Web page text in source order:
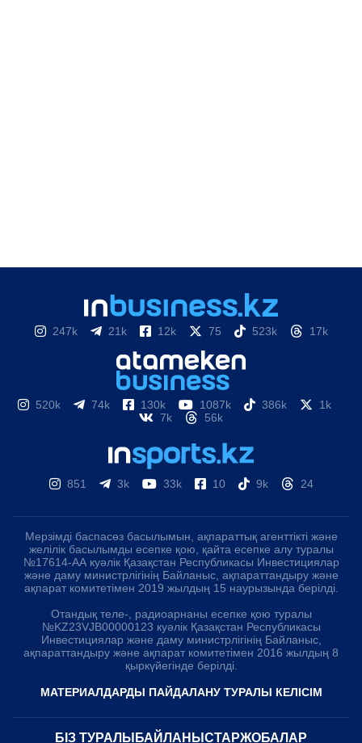
247k 21k 12k 75 523k 17k
520k 74k 130k 1087k 386k
1k
7k
56k
851 3k 33k 10 9k 24
Мерзімді баспасөз басылымын, ақпараттық агенттікті және
желілік басылымды есепке қою, қайта есепке алу туралы
№17614-АА куәлік Қазақстан Республикасы Инвестициялар
және даму министрлігінің Байланыс, ақпараттандыру және
ақпарат комитетімен 2019 жылдың 15 наурызында берілді.
Отандық теле-, радиоарнаны есепке қою туралы
№KZ23VJB00000123 куәлік Қазақстан Республикасы
Инвестициялар және даму министрлігінің Байланыс,
ақпараттандыру және ақпарат комитетімен 2016 жылдың 8
қыркүйегінде берілді.
МАТЕРИАЛДАРДЫ ПАЙДАЛАНУ ТУРАЛЫ КЕЛІСІМ
БІЗ ТУРАЛЫ БАЙЛАНЫСТАРЖОБАЛАР